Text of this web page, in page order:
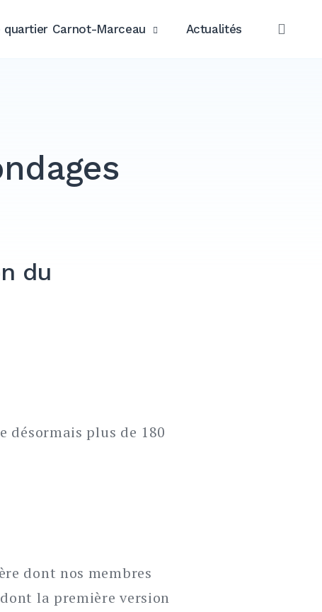
quartier Carnot-Marceau Actualités
du
désormais plus de 180
dont nos membres
la première version